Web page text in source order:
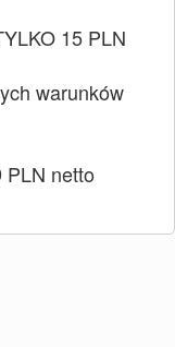
15 PLN
warunków
PLN netto